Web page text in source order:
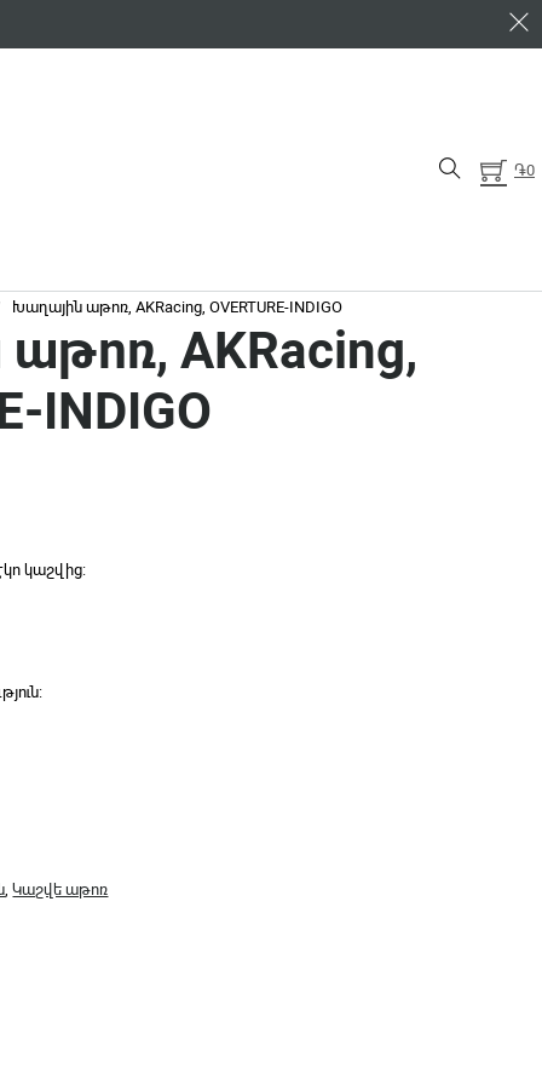
֏0
Խաղային աթոռ, AKRacing, OVERTURE-INDIGO
AKRacing,
INDIGO
կաշվից:
,Կաշվե աթոռ